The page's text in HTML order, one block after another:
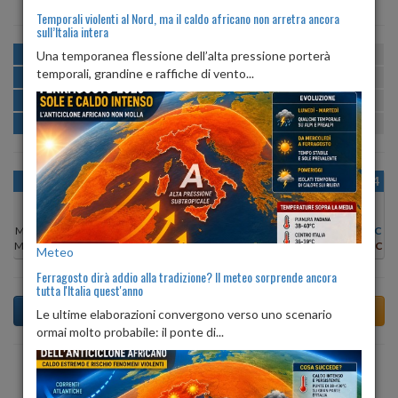
MATTINA min:25º max:31º U:
POMERIGGIO min:31º max:35º
SERA min:25º max:33º U:79% 85%
NOTTE min: 25º max:25º U:86%
OGGI
Min:
31°C
Max:35°C
DOM 09
Min:
Max:34°C
LUN 10
Min:31°C
Max:33°C
MAR 11
Min:
30°C
Max:34°C
MER 12
Max:34°C
GIO 13
Min:31°C
Max:35°C
VEN 14
31°C
Max:33°C
Previsioni del Tempo a Alliste tra 5 giorni
Temporali violenti al Nord, ma il caldo africano non arretra ancora
sull’Italia intera
Una temporanea flessione dell’alta pressione porterà
temporali, grandine e raffiche di vento...
Meteo
Ferragosto dirà addio alla tradizione? Il meteo sorprende ancora
tutta l'Italia quest'anno
Le ultime elaborazioni convergono verso uno scenario
ormai molto probabile: il ponte di...